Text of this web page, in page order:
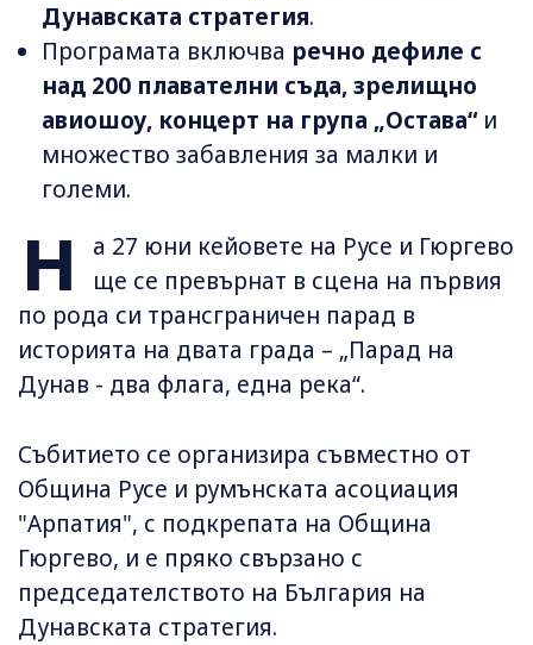
Дунавската стратегия.
Програмата включва речно дефиле с
над 200 плавателни съда, зрелищно
авиошоу, концерт на група „Остава“и
множество забавления за малки и
големи.
Н
а 27 юни кейовете на Русе и Гюргево
ще се превърнат в сцена на първия
по рода си трансграничен парад в
историята на двата града – „Парад на
Дунав - два флага, една река“.
Събитието се организира съвместно от
Община Русе и румънската асоциация
"Арпатия", с подкрепата на Община
Гюргево, и е пряко свързано с
председателството на България на
Дунавската стратегия.